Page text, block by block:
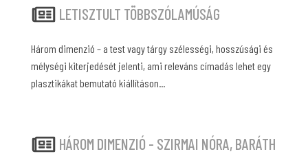
LETISZTULT TÖBBSZÓLAMÚSÁG
Három dimenzió – a test vagy tárgy szélességi, hosszúsági és
mélységi kiterjedését jelenti, ami releváns címadás lehet egy
plasztikákat bemutató kiállításon...
HÁROM DIMENZIÓ - SZIRMAI NÓRA, BARÁTH